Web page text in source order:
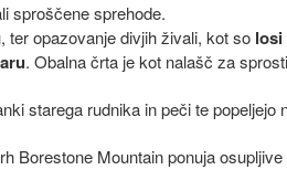
sproščene sprehode.
ter opazovanje divjih živali, kot so losi
. Obalna črta je kot nalašč za
starega rudnika in peči te popeljejo
Borestone Mountain ponuja